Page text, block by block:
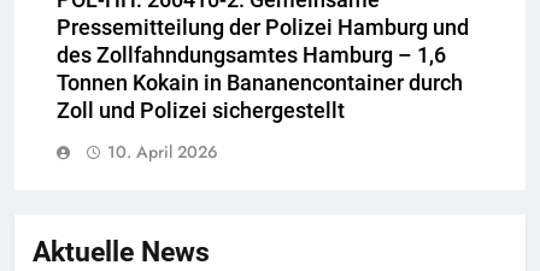
Pressemitteilung der Polizei Hamburg und
des Zollfahndungsamtes Hamburg – 1,6
Tonnen Kokain in Bananencontainer durch
Zoll und Polizei sichergestellt
10. April 2026
Aktuelle News